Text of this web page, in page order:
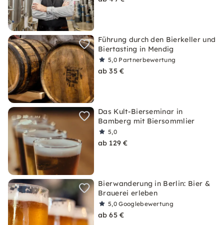
Führung durch den Bierkeller und
Biertasting in Mendig
5,0 Partnerbewertung
ab 35 €
Das Kult-Bierseminar in
Bamberg mit Biersommlier
5,0
ab 129 €
Bierwanderung in Berlin: Bier &
Brauerei erleben
5,0Googlebewertung
ab 65 €